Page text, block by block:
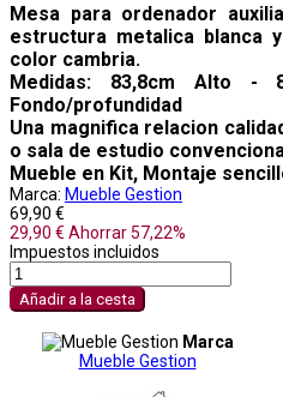
Mesa para ordenador
estructura metalica blanca
color cambria.
Medidas: 83,8cm Alto -
Fondo/profundidad
Una magnifica relacion
o sala de estudio
Mueble en Kit, Montaje
Marca: Mueble Gestion
69,90 €
29,90 € Ahorrar 57,22%
Impuestos incluidos
Añadir a la cesta
Marca
Mueble Gestion